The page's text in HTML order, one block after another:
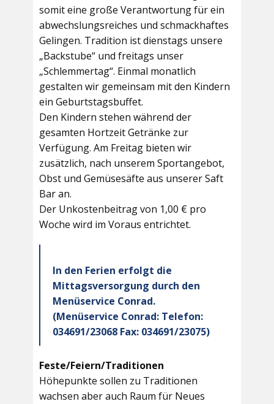
somit eine große Verantwortung für ein
abwechslungsreiches und schmackhaftes
Gelingen. Tradition ist dienstags unsere
„Backstube“ und freitags unser
„Schlemmertag“. Einmal monatlich
gestalten wir gemeinsam mit den Kindern
ein Geburtstagsbuffet.
Den Kindern stehen während der
gesamten Hortzeit Getränke zur
Verfügung. Am Freitag bieten wir
zusätzlich, nach unserem Sportangebot,
Obst und Gemüsesäfte aus unserer Saft
Bar an.
Der Unkostenbeitrag von 1,00 € pro
Woche wird im Voraus entrichtet.
In den Ferien erfolgt die
Mittagsversorgung durch den
Menüservice Conrad.
(Menüservice Conrad: Telefon:
034691/23068 Fax: 034691/23075)
Feste/Feiern/Traditionen
Höhepunkte sollen zu Traditionen
wachsen aber auch Raum für Neues